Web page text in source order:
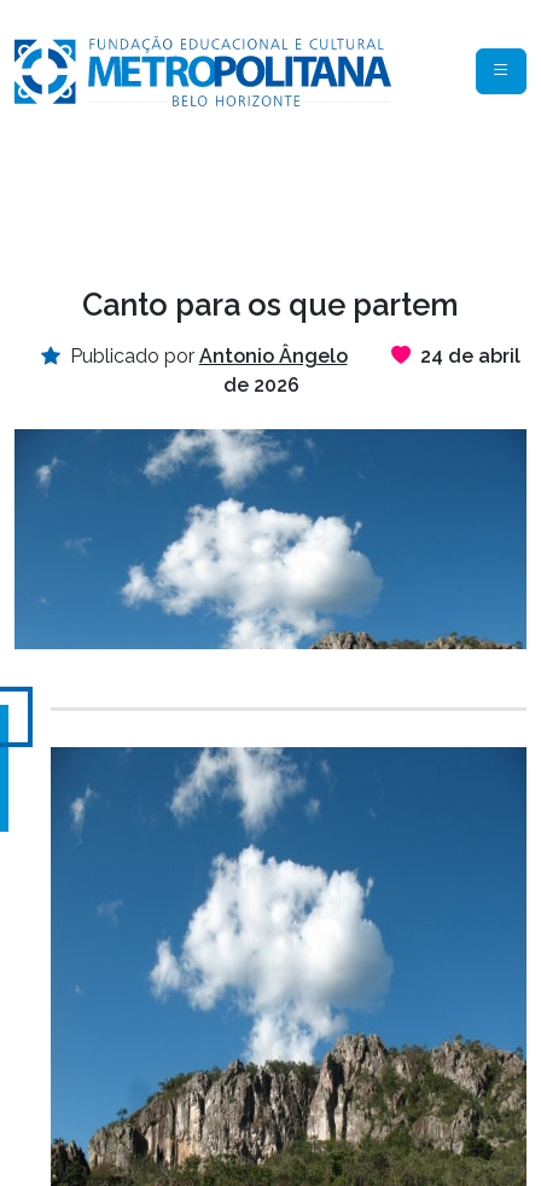
Canto para os que partem
Publicado por Antonio Ângelo
24 de abril
de 2026